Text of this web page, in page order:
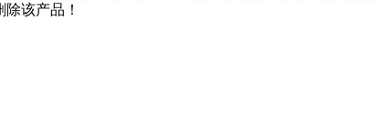
该产品！